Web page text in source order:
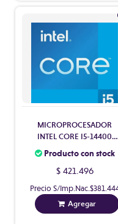
MICROPROCESADOR
INTEL CORE I5-14400
RAPTORLAKE R S1700
Producto con stock
$ 421.496
Precio S/Imp.Nac.
Agregar